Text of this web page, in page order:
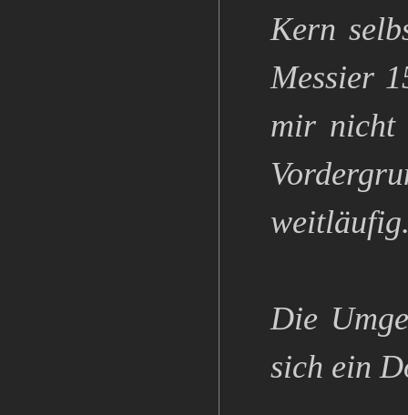
Kern
Messier
mir nicht
Die
sich ein